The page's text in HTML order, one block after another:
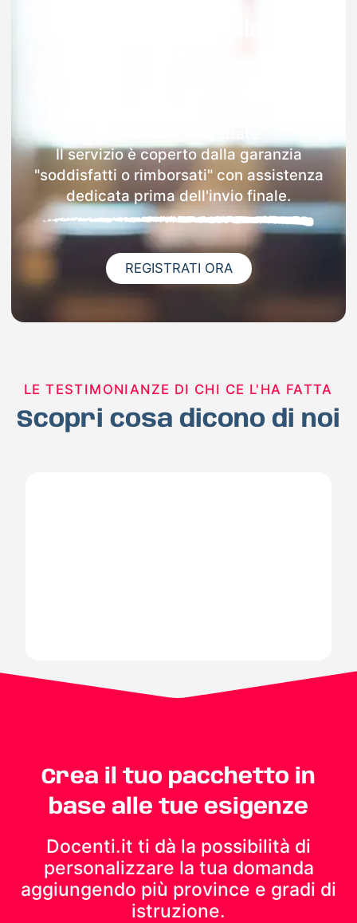
Il servizio è coperto dalla garanzia
"soddisfatti o rimborsati" con assistenza
dedicata prima dell'invio finale.
REGISTRATI ORA
LE TESTIMONIANZE DI CHI CE L'HA FATTA
Scopri cosa dicono di noi
Crea il tuo pacchetto in
base alle tue esigenze
Docenti.it ti dà la possibilità di
personalizzare la tua domanda
aggiungendo più province e gradi di
istruzione.